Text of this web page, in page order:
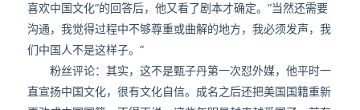
喜欢中国文化”的回答后，他又看了剧本才确定。“当然还需要
沟通，我觉得过程中不够尊重或曲解的地方，我必须发声，我
们中国人不是这样子。”
粉丝评论：其实，这不是甄子丹第一次怼外媒，他平时一
直宣扬中国文化，很有文化自信。成名之后还把美国国籍重新